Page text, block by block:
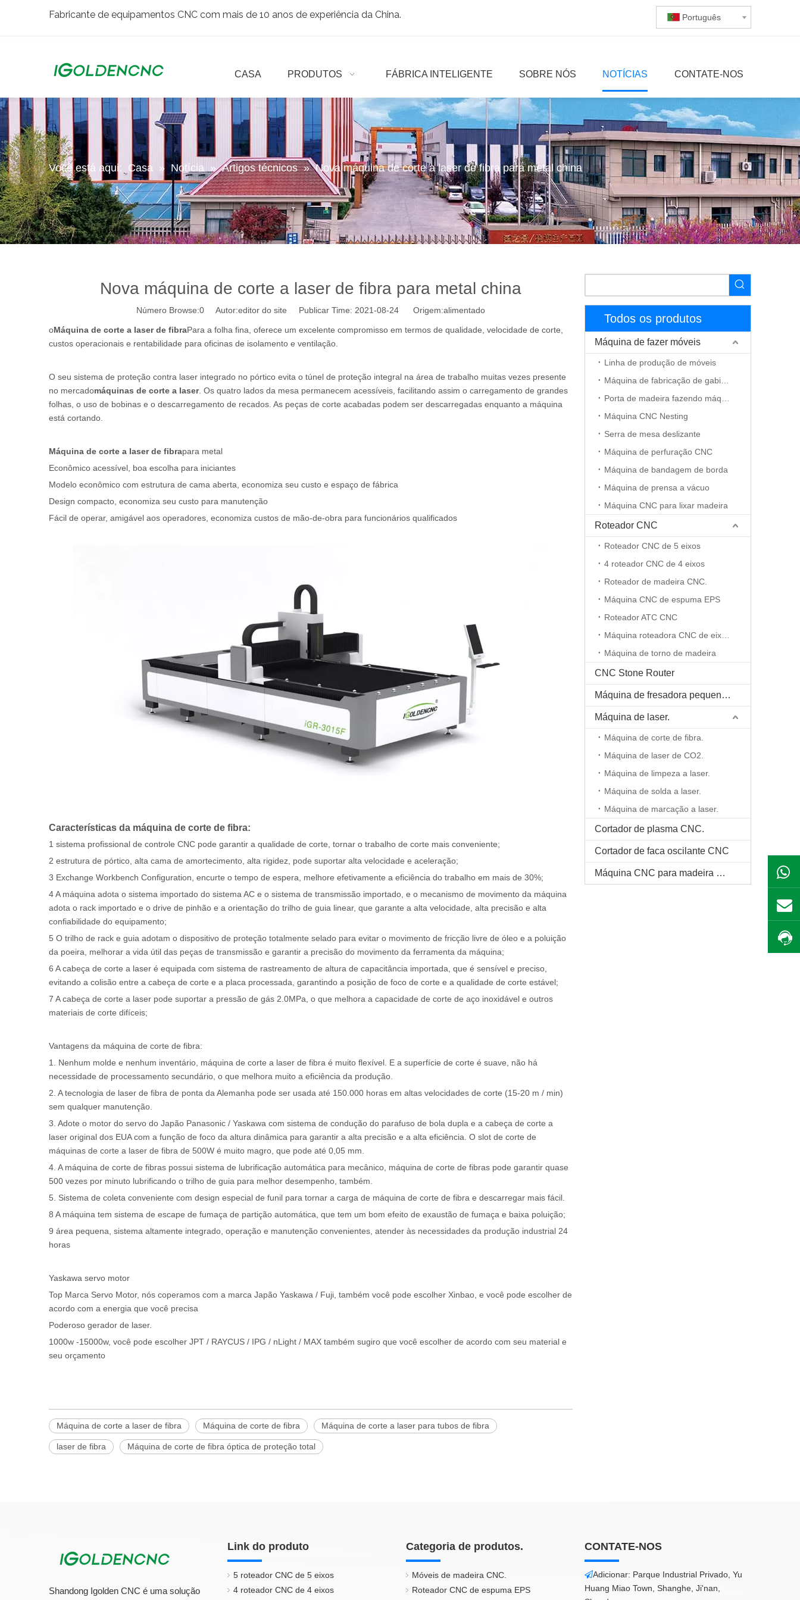
Fabricante de equipamentos CNC com mais de 10 anos de experiência da China. Português
CASA PRODUTOS FÁBRICA INTELIGENTE SOBRE NÓS NOTÍCIAS CONTATE-NOS
Você está aqui: Casa » Notícia » Artigos técnicos » Nova máquina de corte a laser de fibra para metal china
Nova máquina de corte a laser de fibra para metal china
Número Browse:0 Autor:editor do site Publicar Time: 2021-08-24 Origem:alimentado
oMáquina de corte a laser de fibraPara a folha fina, oferece um excelente compromisso em termos de qualidade, velocidade de corte,
custos operacionais e rentabilidade para oficinas de isolamento e ventilação.
O seu sistema de proteção contra laser integrado no pórtico evita o túnel de proteção integral na área de trabalho muitas vezes presente
no mercadomáquinas de corte a laser. Os quatro lados da mesa permanecem acessíveis, facilitando assim o carregamento de grandes
folhas, o uso de bobinas e o descarregamento de recados. As peças de corte acabadas podem ser descarregadas enquanto a máquina
está cortando.
Máquina de corte a laser de fibrapara metal
Econômico acessível, boa escolha para iniciantes
Modelo econômico com estrutura de cama aberta, economiza seu custo e espaço de fábrica
Design compacto, economiza seu custo para manutenção
Fácil de operar, amigável aos operadores, economiza custos de mão-de-obra para funcionários qualificados
Características da máquina de corte de fibra:
1 sistema profissional de controle CNC pode garantir a qualidade de corte, tornar o trabalho de corte mais conveniente;
2 estrutura de pórtico, alta cama de amortecimento, alta rigidez, pode suportar alta velocidade e aceleração;
3 Exchange Workbench Configuration, encurte o tempo de espera, melhore efetivamente a eficiência do trabalho em mais de 30%;
4 A máquina adota o sistema importado do sistema AC e o sistema de transmissão importado, e o mecanismo de movimento da máquina
adota o rack importado e o drive de pinhão e a orientação do trilho de guia linear, que garante a alta velocidade, alta precisão e alta
confiabilidade do equipamento;
5 O trilho de rack e guia adotam o dispositivo de proteção totalmente selado para evitar o movimento de fricção livre de óleo e a poluição
da poeira, melhorar a vida útil das peças de transmissão e garantir a precisão do movimento da ferramenta da máquina;
6 A cabeça de corte a laser é equipada com sistema de rastreamento de altura de capacitância importada, que é sensível e preciso,
evitando a colisão entre a cabeça de corte e a placa processada, garantindo a posição de foco de corte e a qualidade de corte estável;
7 A cabeça de corte a laser pode suportar a pressão de gás 2.0MPa, o que melhora a capacidade de corte de aço inoxidável e outros
materiais de corte difíceis;
Vantagens da máquina de corte de fibra:
1. Nenhum molde e nenhum inventário, máquina de corte a laser de fibra é muito flexível. E a superfície de corte é suave, não há
necessidade de processamento secundário, o que melhora muito a eficiência da produção.
2. A tecnologia de laser de fibra de ponta da Alemanha pode ser usada até 150.000 horas em altas velocidades de corte (15-20 m / min)
sem qualquer manutenção.
3. Adote o motor do servo do Japão Panasonic / Yaskawa com sistema de condução do parafuso de bola dupla e a cabeça de corte a
laser original dos EUA com a função de foco da altura dinâmica para garantir a alta precisão e a alta eficiência. O slot de corte de
máquinas de corte a laser de fibra de 500W é muito magro, que pode até 0,05 mm.
4. A máquina de corte de fibras possui sistema de lubrificação automática para mecânico, máquina de corte de fibras pode garantir quase
500 vezes por minuto lubrificando o trilho de guia para melhor desempenho, também.
5. Sistema de coleta conveniente com design especial de funil para tornar a carga de máquina de corte de fibra e descarregar mais fácil.
8 A máquina tem sistema de escape de fumaça de partição automática, que tem um bom efeito de exaustão de fumaça e baixa poluição;
9 área pequena, sistema altamente integrado, operação e manutenção convenientes, atender às necessidades da produção industrial 24
horas
Yaskawa servo motor
Top Marca Servo Motor, nós coperamos com a marca Japão Yaskawa / Fuji, também você pode escolher Xinbao, e você pode escolher de
acordo com a energia que você precisa
Poderoso gerador de laser.
1000w -15000w, você pode escolher JPT / RAYCUS / IPG / nLight / MAX também sugiro que você escolher de acordo com seu material e
seu orçamento
Máquina de corte a laser de fibra Máquina de corte de fibra Máquina de corte a laser para tubos de fibra
laser de fibra Máquina de corte de fibra óptica de proteção total
Todos os produtos
Máquina de fazer móveis
Linha de produção de móveis
Máquina CNC Nesting
Serra de mesa deslizante
Máquina de perfuração CNC
Máquina de bandagem de borda
Máquina de prensa a vácuo
Máquina CNC para lixar madeira
Roteador CNC
Roteador CNC de 5 eixos
4 roteador CNC de 4 eixos
Roteador de madeira CNC.
Máquina CNC de espuma EPS
Roteador ATC CNC
Máquina de torno de madeira
CNC Stone Router
Máquina de fresadora pequena CNC
Máquina de laser.
Máquina de corte de fibra.
Máquina de laser de CO2.
Máquina de limpeza a laser.
Máquina de solda a laser.
Máquina de marcação a laser.
Cortador de plasma CNC.
Cortador de faca oscilante CNC
Máquina CNC para madeira maciça
Shandong Igolden CNC é uma solução
Link do produto
5 roteador CNC de 5 eixos
4 roteador CNC de 4 eixos
Categoria de produtos.
Móveis de madeira CNC.
Roteador CNC de espuma EPS
CONTATE-NOS
Adicionar: Parque Industrial Privado, Yu
Huang Miao Town, Shanghe, Ji'nan,